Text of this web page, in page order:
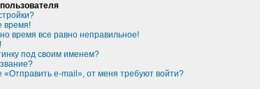
время!
время все равно неправильное!
под своим именем?
«Отправить e-mail», от меня требуют войти?